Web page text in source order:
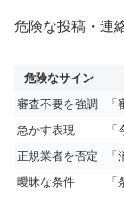
危険な投稿・連
危険なサイン
審査不要を強調
急かす表現
正規業者を否定
曖昧な条件